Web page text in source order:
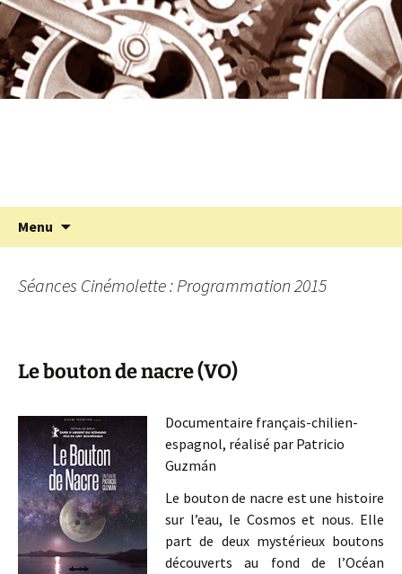
Aller
au
contenu
Cinémolette
Programmation cinéma à St Julien Molin
Molette
Menu
Séances Cinémolette : Programmation 2015
Le bouton de nacre (VO)
Documentaire français-chilien-
espagnol, réalisé par Patricio
Guzmán
Le bouton de nacre est une histoire
sur l’eau, le Cosmos et nous. Elle
part de deux mystérieux boutons
découverts au fond de l’Océan